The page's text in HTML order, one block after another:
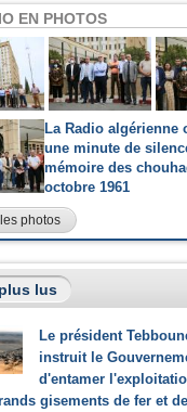
EN PHOTOS
La Radio algérienne
une minute de
mémoire des
octobre 1961
photos
lus
Le président
instruit le
d'entamer
gisements de fer et